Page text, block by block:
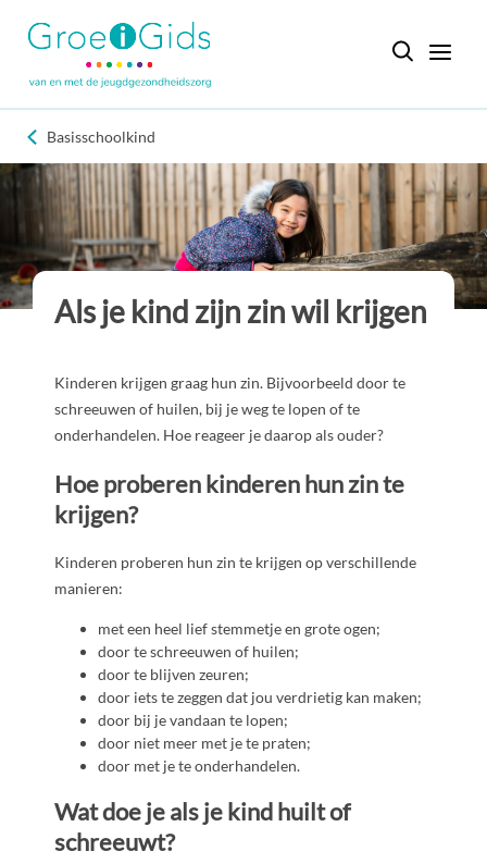
Basisschoolkind
Als je kind zijn zin wil krijgen
Kinderen krijgen graag hun zin. Bijvoorbeeld door te
schreeuwen of huilen, bij je weg te lopen of te
onderhandelen. Hoe reageer je daarop als ouder?
Hoe proberen kinderen hun zin te
krijgen?
Kinderen proberen hun zin te krijgen op verschillende
manieren:
met een heel lief stemmetje en grote ogen;
door te schreeuwen of huilen;
door te blijven zeuren;
door iets te zeggen dat jou verdrietig kan maken;
door bij je vandaan te lopen;
door niet meer met je te praten;
door met je te onderhandelen.
Wat doe je als je kind huilt of
schreeuwt?